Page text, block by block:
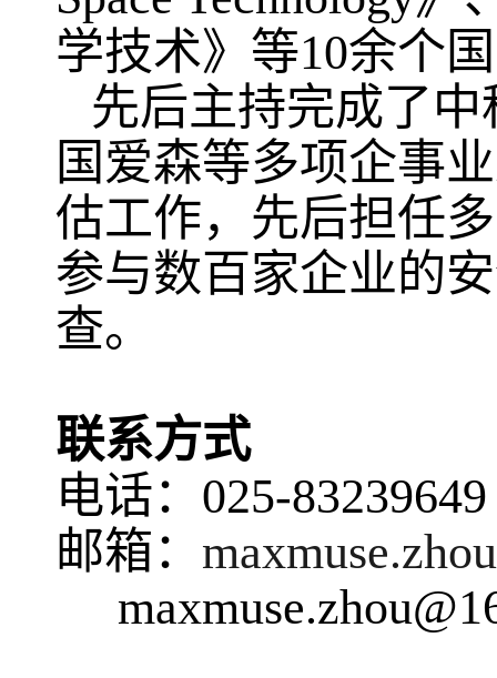
学技术》等10余个
先后主持完成了
国爱森等多项企事
估工作，先后担任
参与数百家企业的
查。
联系方式
电话： 025-83239649
邮箱：